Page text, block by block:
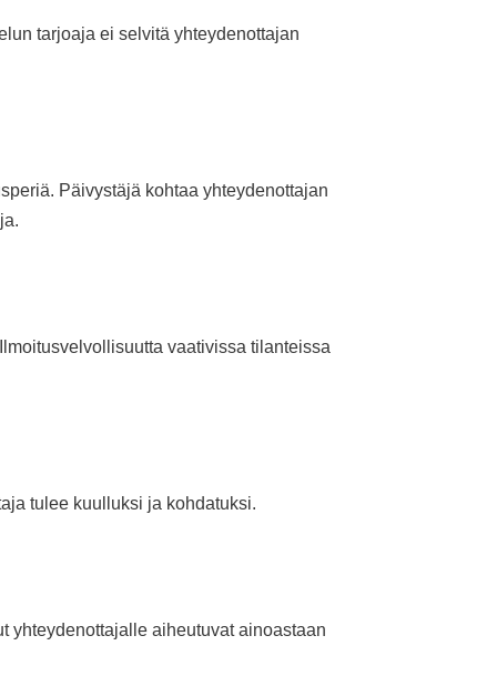
tarjoaja ei selvitä yhteydenottajan
Päivystäjä kohtaa yhteydenottajan
vaativissa tilanteissa
tulee kuulluksi ja kohdatuksi.
yhteydenottajalle aiheutuvat ainoastaan